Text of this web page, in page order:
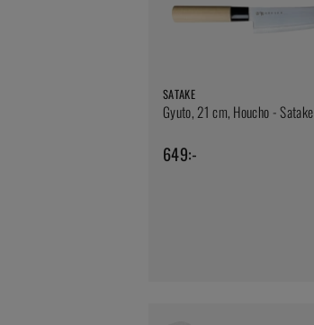
SATAKE
Gyuto, 21 cm, Houcho - Satake
649:-